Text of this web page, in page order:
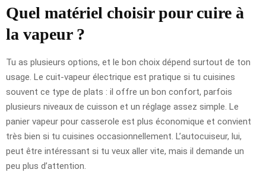
Quel matériel choisir pour cuire à
la vapeur ?
Tu as plusieurs options, et le bon choix dépend surtout de ton
usage. Le cuit-vapeur électrique est pratique si tu cuisines
souvent ce type de plats : il offre un bon confort, parfois
plusieurs niveaux de cuisson et un réglage assez simple. Le
panier vapeur pour casserole est plus économique et convient
très bien si tu cuisines occasionnellement. L’autocuiseur, lui,
peut être intéressant si tu veux aller vite, mais il demande un
peu plus d’attention.